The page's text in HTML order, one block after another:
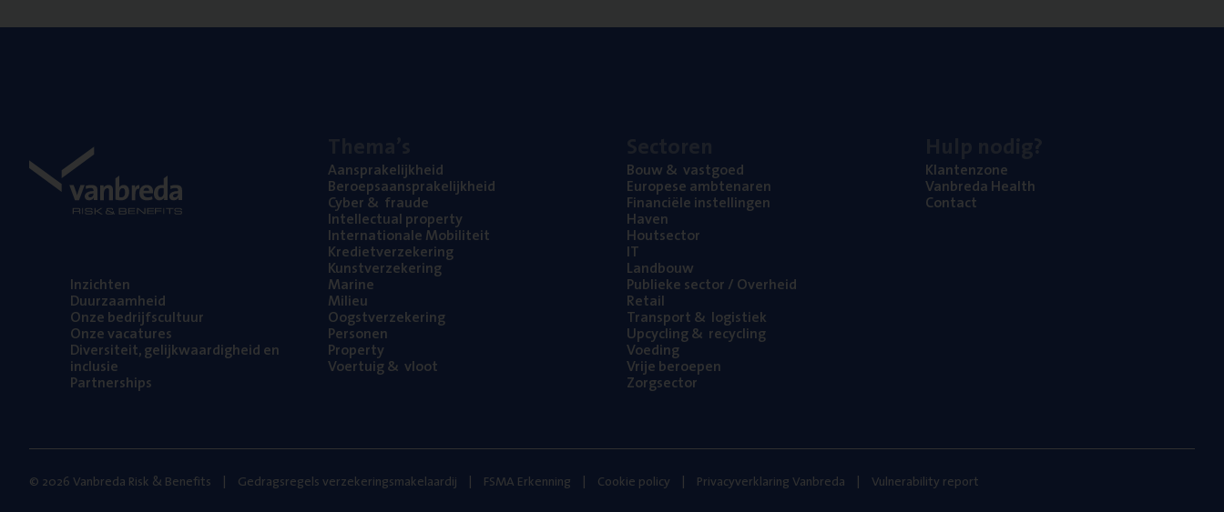
Inzich­ten
Duur­zaam­heid
Onze bedrijfs­cul­tuur
Onze vaca­tu­res
Diver­si­teit, gelijk­waar­dig­heid en
inclusie
Part­ner­ships
Aan­spra­ke­lijk­heid
Beroeps­aan­spra­ke­lijk­heid
Cyber& fraude
Intel­lec­tu­al property
Inter­na­ti­o­na­le Mobiliteit
Kre­diet­ver­ze­ke­ring
Kunst­ver­ze­ke­ring
Mari­ne
Mili­eu
Oogst­ver­ze­ke­ring
Per­so­nen
Pro­per­ty
Voer­tuig& vloot
Bouw& vastgoed
Euro­pe­se ambtenaren
Finan­ci­ë­le instellingen
Haven
Hout­sec­tor
IT
Land­bouw
Publie­ke sec­tor / Overheid
Retail
Trans­port& logistiek
Upcy­cling& recycling
Voe­ding
Vrije beroe­pen
Zorg­sec­tor
Klan­ten­zo­ne
Van­b­re­da Health
Con­tact
© 2026 Vanbreda Risk & Benefits Gedragsregels verzekeringsmakelaardij FSMA Erkenning Cookie policy Privacyverklaring Vanbreda Vulnerability report